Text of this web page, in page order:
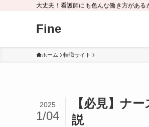
大丈夫！看護師にも色んな働き方がある
Fine
ホーム 転職サイト
【必見】ナ
説
2025
1/04